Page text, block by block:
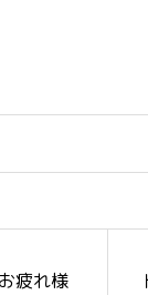
疲れ様